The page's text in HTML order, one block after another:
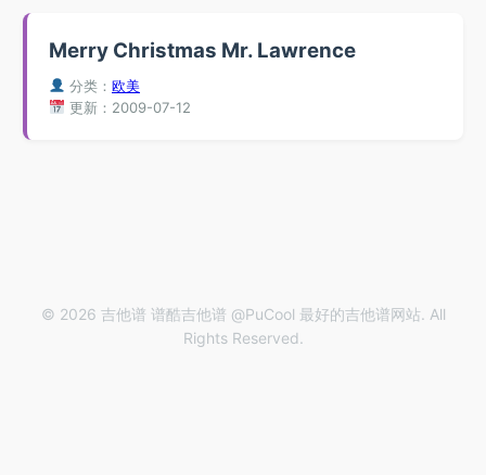
Merry Christmas Mr. Lawrence
分类：欧美
更新：2009-07-12
© 2026 吉他谱 谱酷吉他谱 @PuCool 最好的吉他谱网站. All
Rights Reserved.